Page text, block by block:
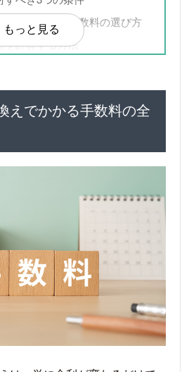
定率型」事務手数料の選び方
を計算する方法
るポイントを押さえる
ン控除の注意点を押さえる
に進む
記手続きを行う
理解し、賢く借り換えしよう
もっと見る
えでかかる手数料の全